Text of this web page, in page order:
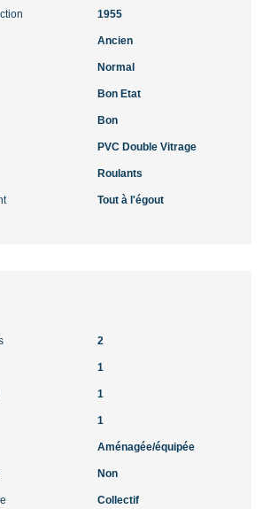
1955
Ancien
Normal
Bon Etat
Bon
PVC Double Vitrage
Roulants
Tout à l'égout
2
1
1
1
Aménagée/équipée
Non
Collectif